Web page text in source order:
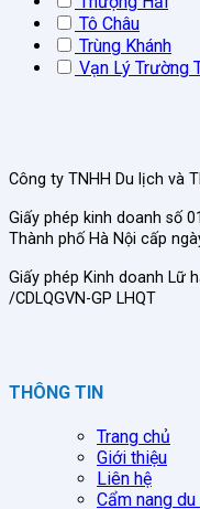
Tô Châu
Trùng Khánh
Vạn Lý Trường
Công ty TNHH Du lịch và
Giấy phép kinh doanh số
Thành phố Hà Nội cấp
Giấy phép Kinh doanh Lữ
/CDLQGVN-GP LHQT
THÔNG TIN
Trang chủ
Giới thiệu
Liên hệ
Cẩm nang